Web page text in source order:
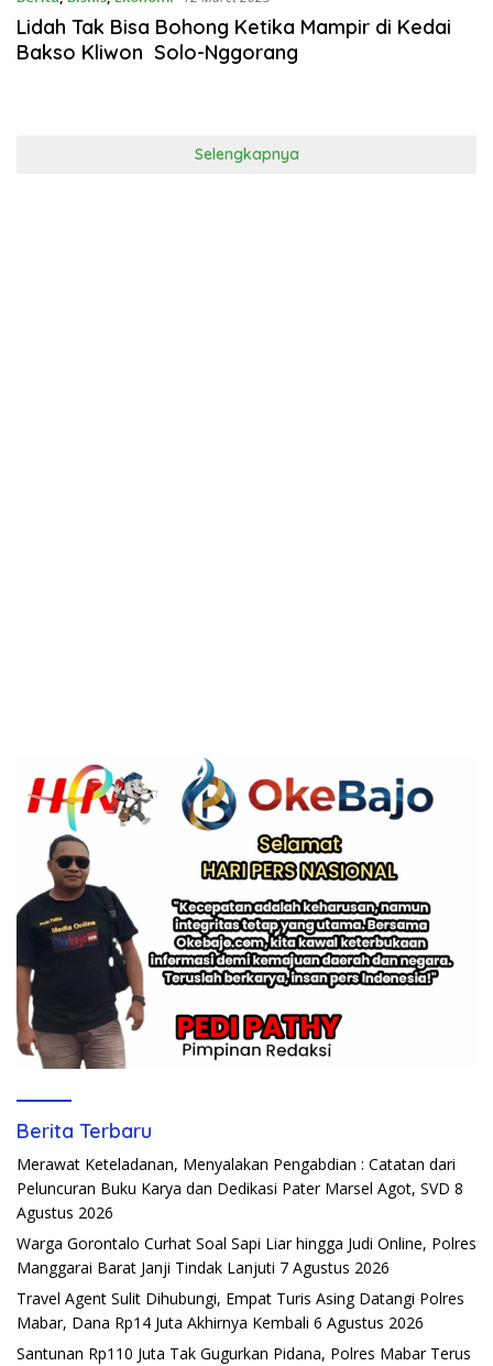
Lidah Tak Bisa Bohong Ketika Mampir di Kedai
Bakso Kliwon Solo-Nggorang
Selengkapnya
Berita Terbaru
Merawat Keteladanan, Menyalakan Pengabdian : Catatan dari
Peluncuran Buku Karya dan Dedikasi Pater Marsel Agot, SVD 8
Agustus 2026
Warga Gorontalo Curhat Soal Sapi Liar hingga Judi Online, Polres
Manggarai Barat Janji Tindak Lanjuti 7 Agustus 2026
Travel Agent Sulit Dihubungi, Empat Turis Asing Datangi Polres
Mabar, Dana Rp14 Juta Akhirnya Kembali 6 Agustus 2026
Santunan Rp110 Juta Tak Gugurkan Pidana, Polres Mabar Terus